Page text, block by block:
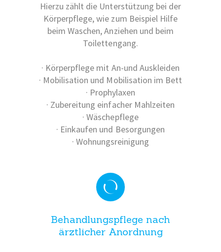
Hierzu zählt die Unterstützung bei der
Körperpflege, wie zum Beispiel Hilfe
beim Waschen, Anziehen und beim
Toilettengang.
· Körperpflege mit An-und Auskleiden
· Mobilisation und Mobilisation im Bett
· Prophylaxen
· Zubereitung einfacher Mahlzeiten
· Wäschepflege
· Einkaufen und Besorgungen
· Wohnungsreinigung
Behandlungspflege nach
ärztlicher Anordnung